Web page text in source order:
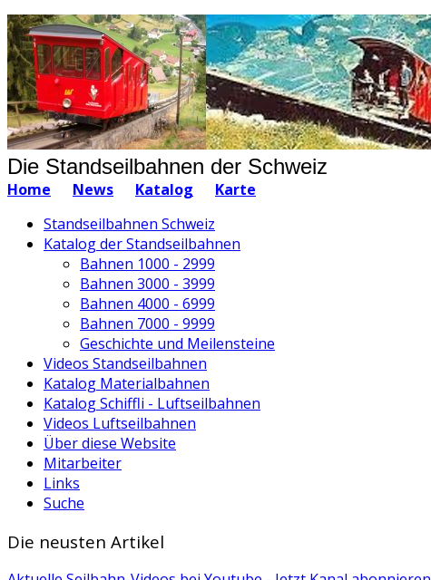
Die Standseilbahnen der Schweiz
Home News Katalog
Karte
Standseilbahnen Schweiz
Katalog der Standseilbahnen
Bahnen 1000 - 2999
Bahnen 3000 - 3999
Bahnen 4000 - 6999
Bahnen 7000 - 9999
Geschichte und Meilensteine
Videos Standseilbahnen
Katalog Materialbahnen
Katalog Schiffli - Luftseilbahnen
Videos Luftseilbahnen
Über diese Website
Mitarbeiter
Links
Suche
Die neusten Artikel